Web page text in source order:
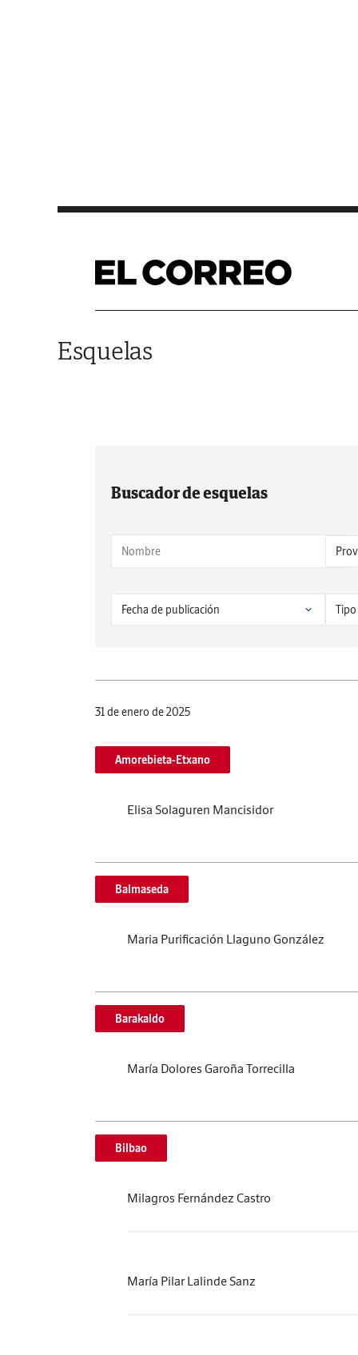
Esquelas
Buscador de esquelas
31 de enero de 2025
Amorebieta-Etxano
Elisa Solaguren Mancisidor
Balmaseda
Maria Purificación Llaguno González
Barakaldo
María Dolores Garoña Torrecilla
Bilbao
Milagros Fernández Castro
María Pilar Lalinde Sanz